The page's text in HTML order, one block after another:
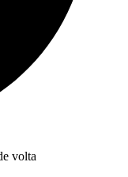
volta